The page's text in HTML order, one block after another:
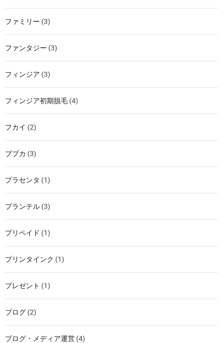
ファミリー (3)
ファンタジー (3)
フィンジア (3)
フィンジア初期脱毛 (4)
フカイ (2)
ブブカ (3)
プラセンタ (1)
プランテル (3)
プリペイド (1)
プリンタインク (1)
プレゼント (1)
ブログ (2)
ブログ・メディア運営 (4)